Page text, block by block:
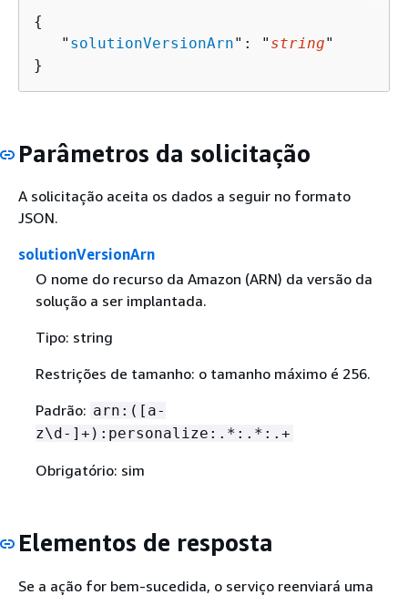
{
   "
solutionVersionArn": " string"
}
Parâmetros da solicitação
A solicitação aceita os dados a seguir no formato
JSON.
solutionVersionArn
O nome do recurso da Amazon (ARN) da versão da
solução a ser implantada.
Tipo: string
Restrições de tamanho: o tamanho máximo é 256.
Padrão: arn:([a-
z\d-]+):personalize:.*:.*:.+
Obrigatório: sim
Elementos de resposta
Se a ação for bem-sucedida, o serviço reenviará uma